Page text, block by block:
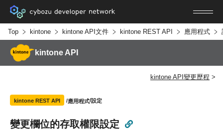
Top kintone kintone API文件 kintone REST API 應用程式
kintone API
kintone API變更歷程
kintone REST API 應用程式 設定
變更欄位的存取權限設定